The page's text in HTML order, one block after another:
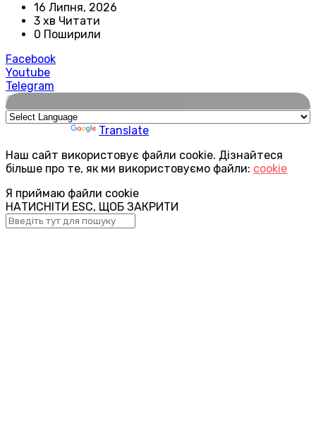
16 Липня, 2026
3 хв Читати
0 Поширили
Facebook
Youtube
Telegram
🌍
Translate
Наш сайт використовує файли cookie. Дізнайтеся
більше про те, як ми використовуємо файли: cookie
Я приймаю файли cookie
НАТИСНІТИ ESC, ЩОБ ЗАКРИТИ